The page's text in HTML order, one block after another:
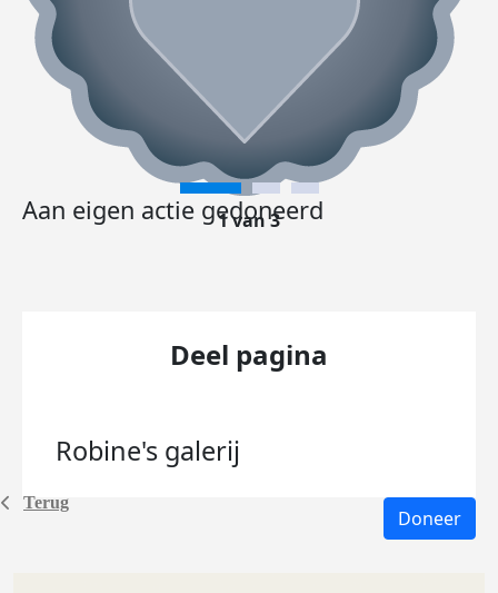
Terug
Aan eigen actie gedoneerd
1 van 3
Deel pagina
Robine's galerij
Doneer